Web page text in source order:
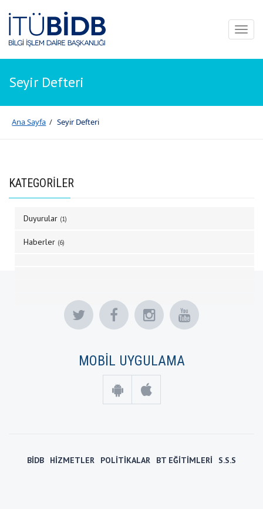
Seyir Defteri
Ana Sayfa / Seyir Defteri
KATEGORİLER
Duyurular (1)
Haberler (6)
MOBİL UYGULAMA
BİDB HİZMETLER POLİTİKALAR BT EĞİTİMLERİ S.S.S